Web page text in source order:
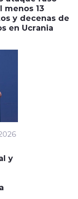
menos 13
y decenas de
en Ucrania
y